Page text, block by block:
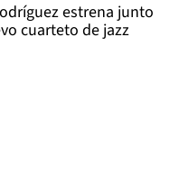
estrena junto
cuarteto de jazz